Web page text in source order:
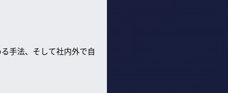
手法、そして社内外で自